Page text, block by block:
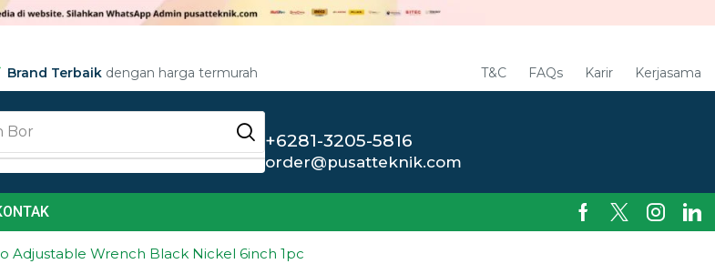
Brand Terbaik dengan harga termurah T&C FAQs Karir Kerjasama
+6281-3205-5816
order@pusatteknik.com
Adjustable Wrench Black Nickel 6inch 1pc